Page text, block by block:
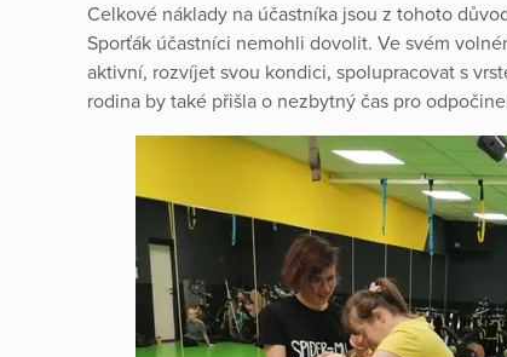
Celkové náklady na účastníka jsou z tohoto
Sporťák účastníci nemohli dovolit. Ve svém
aktivní, rozvíjet svou kondici, spolupracovat s
rodina by také přišla o nezbytný čas pro